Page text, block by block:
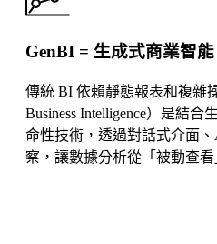
GenBI = 生成式商業智能
傳統 BI 依賴靜態報表和複雜
Business Intelligence）是結
命性技術，透過對話式介面
察，讓數據分析從「被動查